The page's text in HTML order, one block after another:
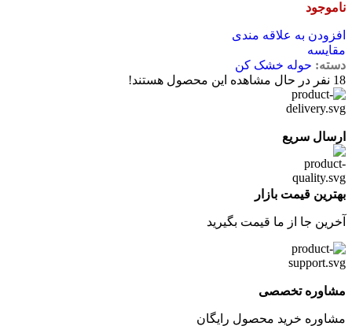
ناموجود
افزودن به علاقه مندی
مقایسه
دسته: حوله خشک کن
18 نفر در حال مشاهده این محصول هستند!
ارسال سریع
بهترین قیمت بازار
آخرین جا از ما قیمت بگیرید
مشاوره تخصصی
مشاوره خرید محصول رایگان